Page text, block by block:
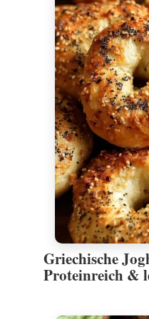
Griechische
Proteinreich &